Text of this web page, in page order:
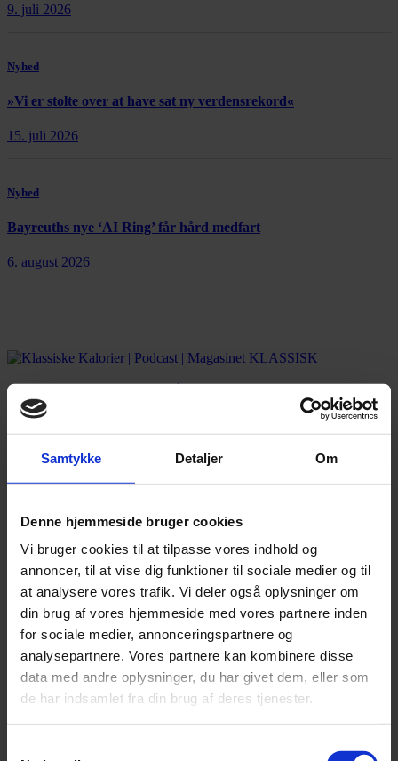
Samtykke Detaljer Om
Denne hjemmeside bruger cookies
Vi bruger cookies til at tilpasse vores indhold og
annoncer, til at vise dig funktioner til sociale medier og til
at analysere vores trafik. Vi deler også oplysninger om
din brug af vores hjemmeside med vores partnere inden
for sociale medier, annonceringspartnere og
analysepartnere. Vores partnere kan kombinere disse
data med andre oplysninger, du har givet dem, eller som
de har indsamlet fra din brug af deres tjenester.
9. juli 2026
Nyhed
»Vi er stolte over at have sat ny verdensrekord«
15. juli 2026
Nyhed
Bayreuths nye ‘AI Ring’ får hård medfart
6. august 2026
Annonce